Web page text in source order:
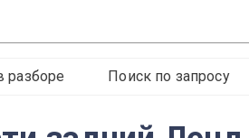
разборе Поиск по запросу